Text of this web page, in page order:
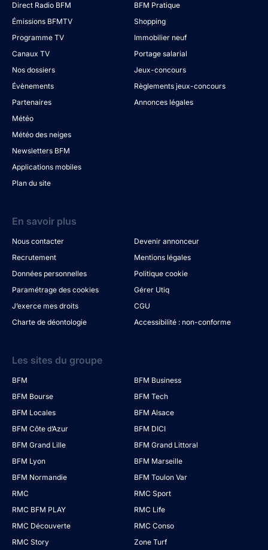
Direct Radio BFM
Émissions BFMTV
Programme TV
Canaux TV
Nos dossiers
Évènements
Partenaires
Météo
Météo des neiges
Newsletters BFM
Applications mobiles
Plan du site
BFM Pratique
Shopping
Immobilier neuf
Portage salarial
Jeux-concours
Règlements jeux-concours
Annonces légales
En savoir plus
Nous contacter
Devenir annonceur
Recrutement
Mentions légales
Données personnelles
Politique cookie
Paramétrage des cookies
Gérer Utiq
J’exerce mes droits
CGU
Charte de déontologie
Accessibilité : non-conforme
Les sites du groupe
BFM
BFM Business
BFM Bourse
BFM Tech
BFM Locales
BFM Alsace
BFM Côte d’Azur
BFM DICI
BFM Grand Lille
BFM Grand Littoral
BFM Lyon
BFM Marseille
BFM Normandie
BFM Toulon Var
RMC
RMC Sport
RMC BFM PLAY
RMC Life
RMC Découverte
RMC Conso
RMC Story
Zone Turf